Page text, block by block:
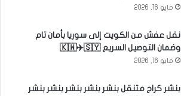
مايو 16, 2026
نقل عفش من الكويت إلى سوريا بأمان تام
وضمان التوصيل السريع 🇰🇼✈️🇸🇾
مايو 16, 2026
بنشر كراج متنقل بنشر بنشر بنشر بنشر بنشر